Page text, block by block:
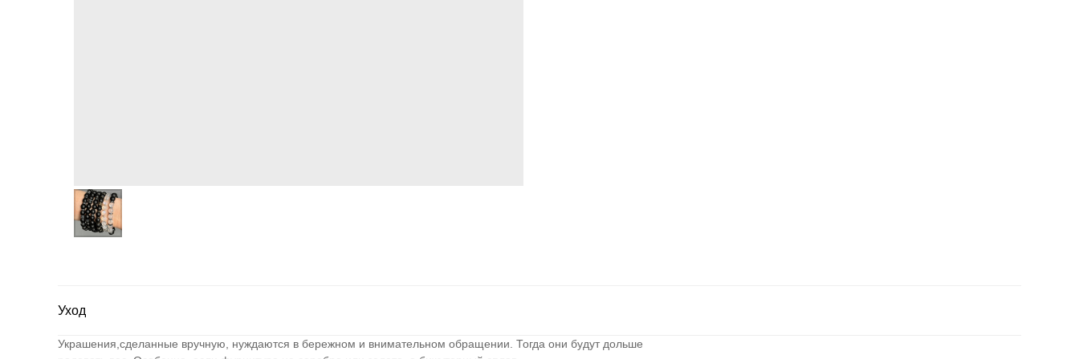
Уход
Украшения,сделанные вручную, нуждаются в бережном и внимательном обращении. Тогда они будут дольше